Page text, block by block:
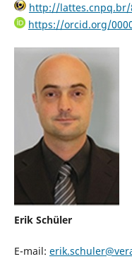
http://lattes.cnpq.br/
https://orcid.org/
Erik Schüler
E-mail: